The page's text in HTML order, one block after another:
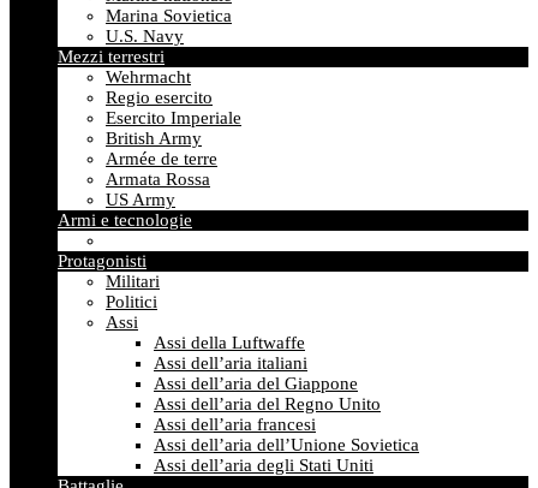
Marina Sovietica
U.S. Navy
Mezzi terrestri
Wehrmacht
Regio esercito
Esercito Imperiale
British Army
Armée de terre
Armata Rossa
US Army
Armi e tecnologie
Protagonisti
Militari
Politici
Assi
Assi della Luftwaffe
Assi dell’aria italiani
Assi dell’aria del Giappone
Assi dell’aria del Regno Unito
Assi dell’aria francesi
Assi dell’aria dell’Unione Sovietica
Assi dell’aria degli Stati Uniti